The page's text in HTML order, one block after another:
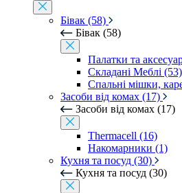
Бівак (58)
Бівак (58)
Палатки та
Складані Меблі (53)
Спальні мішки,
Засоби від комах (17)
Засоби від комах (17)
Thermacell (16)
Накомарники (1)
Кухня та посуд (30)
Кухня та посуд (30)